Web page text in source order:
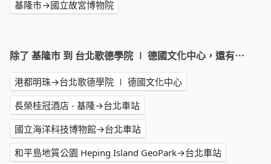
基隆市→國立故宮博物院
除了 基隆市 到 台北歌德學院 ∣ 德國文化中心，還有⋯
港都明珠→台北歌德學院 ∣ 德國文化中心
長榮桂冠酒店 - 基隆→台北車站
國立海洋科技博物館→台北車站
和平島地質公園 Heping Island GeoPark→台北車站